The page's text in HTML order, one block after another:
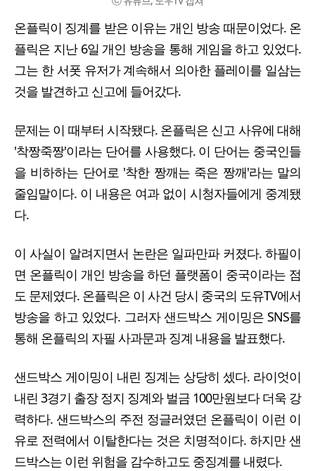
온플릭이 징계를 받은 이유는 개인 방송 때문이었다. 온
플릭은 지난 6일 개인 방송을 통해 게임을 하고 있었다.
그는 한 서폿 유저가 계속해서 의아한 플레이를 일삼는
것을 발견하고 신고에 들어갔다.
문제는 이 때부터 시작됐다. 온플릭은 신고 사유에 대해
'착짱죽짱'이라는 단어를 사용했다. 이 단어는 중국인들
을 비하하는 단어로 '착한 짱깨는 죽은 짱깨'라는 말의
줄임말이다. 이 내용은 여과 없이 시청자들에게 중계됐
다.
이 사실이 알려지면서 논란은 일파만파 커졌다. 하필이
면 온플릭이 개인 방송을 하던 플랫폼이 중국이라는 점
도 문제였다. 온플릭은 이 사건 당시 중국의 도유TV에서
방송을 하고 있었다. 그러자 샌드박스 게이밍은 SNS를
통해 온플릭의 자필 사과문과 징계 내용을 발표했다.
샌드박스 게이밍이 내린 징계는 상당히 셌다. 라이엇이
내린 3경기 출장 정지 징계와 벌금 100만원보다 더욱 강
력하다. 샌드박스의 주전 정글러였던 온플릭이 이런 이
유로 전력에서 이탈한다는 것은 치명적이다. 하지만 샌
드박스는 이런 위험을 감수하고도 중징계를 내렸다.